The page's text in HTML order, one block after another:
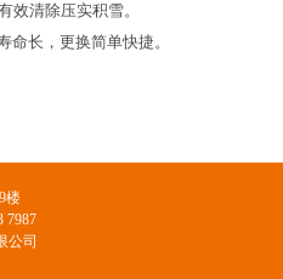
效清除压实积雪。
命长，更换简单快捷。
楼
7987
公司